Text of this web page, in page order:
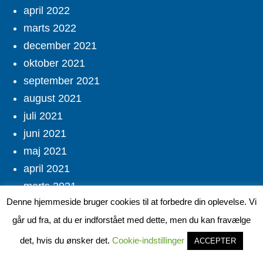
april 2022
marts 2022
december 2021
oktober 2021
september 2021
august 2021
juli 2021
juni 2021
maj 2021
april 2021
marts 2021
februar 2021
oktober 2020
august 2020
Denne hjemmeside bruger cookies til at forbedre din oplevelse. Vi
går ud fra, at du er indforstået med dette, men du kan fravælge
det, hvis du ønsker det. Cookie-indstillinger ACCEPTER